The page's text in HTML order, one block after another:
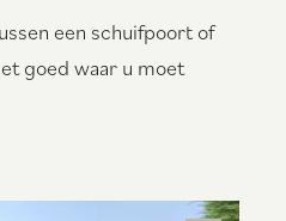
een schuifpoort of
goed waar u moet